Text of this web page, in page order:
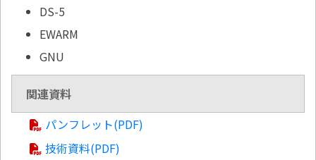
DS-5
EWARM
GNU
関連資料
パンフレット(PDF)
技術資料(PDF)